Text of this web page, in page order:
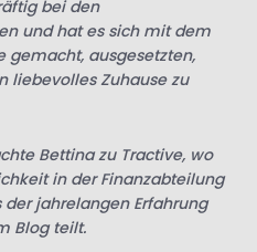
Bettina zu Tractive, wo
in der Finanzabteilung
Blog teilt.